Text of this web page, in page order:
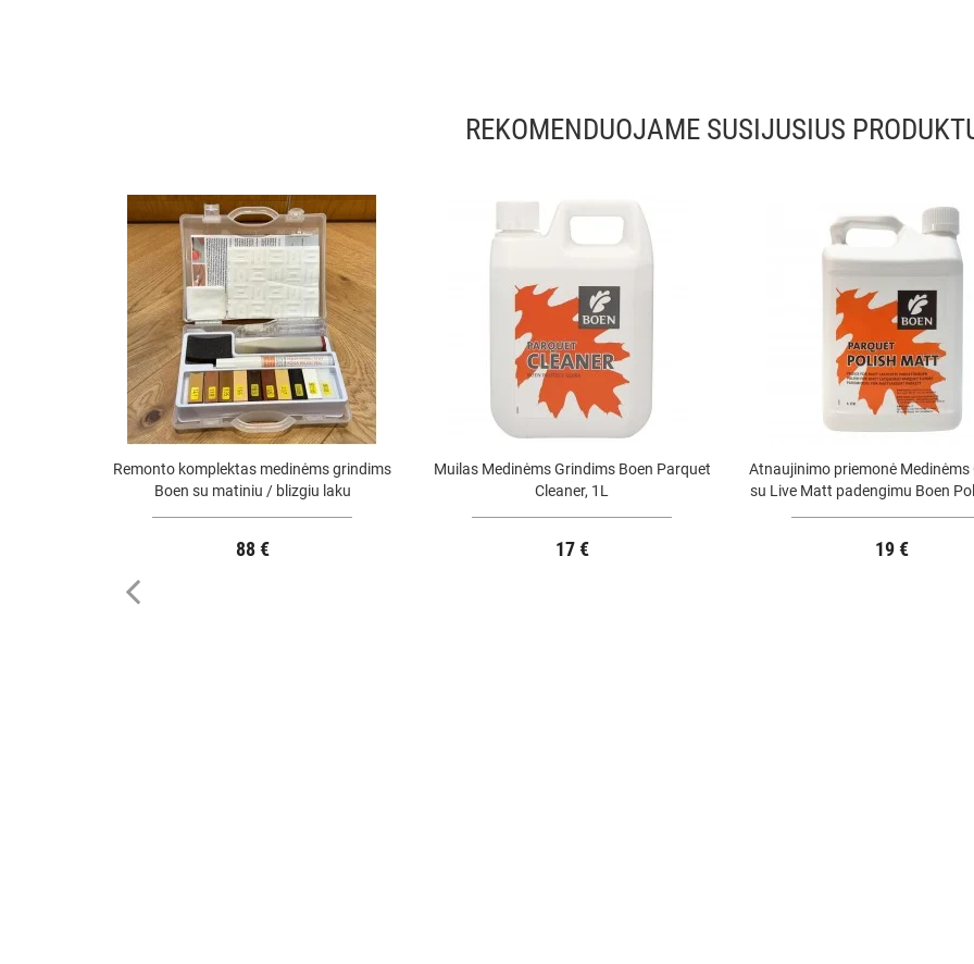
REKOMENDUOJAME SUSIJUSIUS
Remonto komplektas medinėms grindims
Boen su matiniu / blizgiu laku
88 €
Muilas Medinėms Grindims Boen Parquet
Cleaner, 1L
17 €
Atnaujinimo priemonė Medinėms
su Live Matt padengimu Boen
19 €